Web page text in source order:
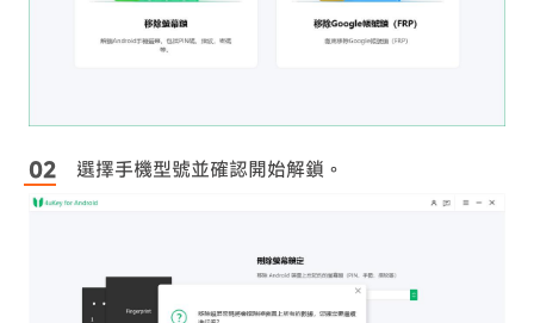
選擇手機型號並確認開始解鎖。